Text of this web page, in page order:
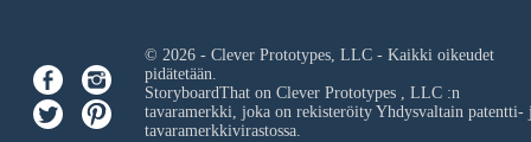
© 2026 - Clever Prototypes, LLC - Kaikki oikeudet
pidätetään.
StoryboardThat on Clever Prototypes , LLC:n
tavaramerkki, joka on rekisteröity Yhdysvaltain patentti-
tavaramerkkivirastossa.